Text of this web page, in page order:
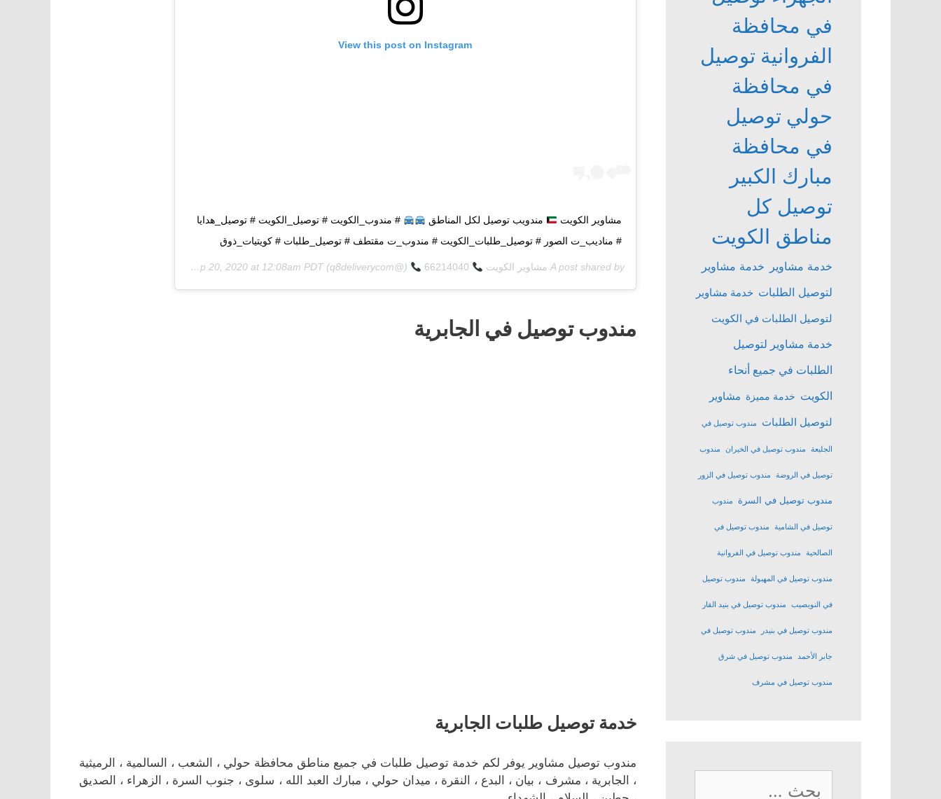
View this post on Instagram
مشاوير الكويت مندويب توصيل لكل المناطق
# مندوب_الكويت # توصيل_الكويت # توصيل_هدايا
# مناديب_ت الصور # توصيل_طلبات_الكويت # مندوب_ت مقتطف # توصيل_طلبات # كويتيات_ذوق
A post shared by مشاوير الكويت (@q8deliverycom) on
Sep 20, 2020 at 12:08am PDT
مندوب توصيل في الجابرية
خدمة توصيل طلبات الجابرية
مندوب توصيل مشاوير يوفر لكم خدمة توصيل طلبات في جميع مناطق محافظة حولي ، الشعب ، السالمية ، الرميثية
، الجابرية ، مشرف ، بيان ، البدع ، النقرة ، ميدان حولي ، مبارك العبد الله ، سلوى ، جنوب السرة ، الزهراء ، الصديق
في محافظة
الفروانية توصيل
في محافظة
حولي توصيل
في محافظة
مبارك الكبير
توصيل كل
مناطق الكويت
خدمة مشاوير
خدمة مشاوير
لتوصيل الطلبات خدمة مشاوير
لتوصيل الطلبات في الكويت
خدمة مشاوير لتوصيل
الطلبات في جميع أنحاء
الكويت خدمة مميزة مشاوير
لتوصيل الطلبات مندوب توصيل في
الجليعة مندوب توصيل في الخيران مندوب
توصيل في الروضة مندوب توصيل في الزور
مندوب توصيل في السرة مندوب
توصيل في الشامية مندوب توصيل في
الصالحية مندوب توصيل في الفروانية
مندوب توصيل في المهبولة مندوب توصيل
في النويصيب مندوب توصيل في بنيد القار
مندوب توصيل في بنيدر مندوب توصيل في
جابر الأحمد مندوب توصيل في شرق
مندوب توصيل في مشرف
البحث